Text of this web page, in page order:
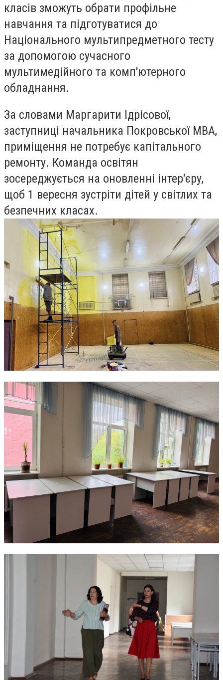
класів зможуть обрати профільне
навчання та підготуватися до
Національного мультипредметного тесту
за допомогою сучасного
мультимедійного та комп'ютерного
обладнання.
За словами Маргарити Ідрісової,
заступниці начальника Покровської МВА,
приміщення не потребує капітального
ремонту. Команда освітян
зосереджується на оновленні інтер'єру,
щоб 1 вересня зустріти дітей у світлих та
безпечних класах.